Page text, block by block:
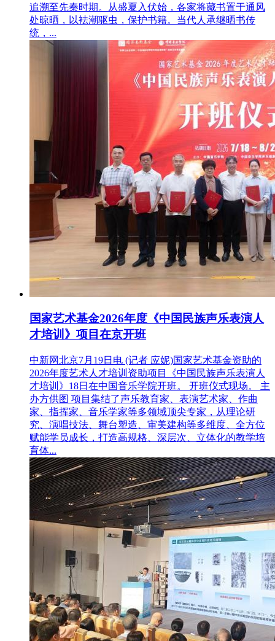
追溯至先秦时期。从盛夏入伏始，各家将藏书置于通风
处晾晒，以袪潮驱虫，保护书籍。当代人承继晒书传
统，...
国家艺术基金2026年度《中国民族声乐表演人
才培训》项目在京开班
中新网北京7月19日电 (记者 应妮)国家艺术基金资助的
2026年度艺术人才培训资助项目《中国民族声乐表演人
才培训》18日在中国音乐学院开班。 开班仪式现场。 主
办方供图 项目集结了声乐教育家、表演艺术家、作曲
家、指挥家、音乐学家等多领域顶尖专家，从理论研
究、演唱技法、舞台塑造、审美建构等多维度、全方位
赋能学员成长，打造高规格、深层次、立体化的教学培
育体...